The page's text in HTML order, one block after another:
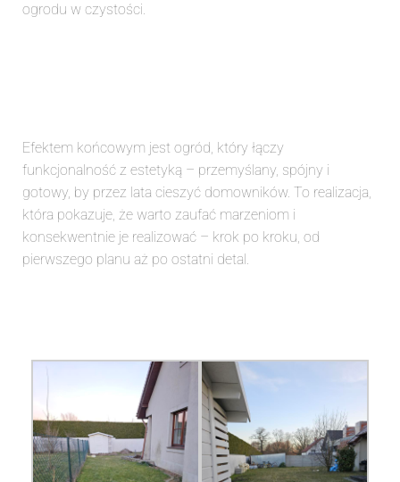
ogrodu w czystości.
Efektem końcowym jest ogród, który łączy
funkcjonalność z estetyką – przemyślany, spójny i
gotowy, by przez lata cieszyć domowników. To realizacja,
która pokazuje, że warto zaufać marzeniom i
konsekwentnie je realizować – krok po kroku, od
pierwszego planu aż po ostatni detal.